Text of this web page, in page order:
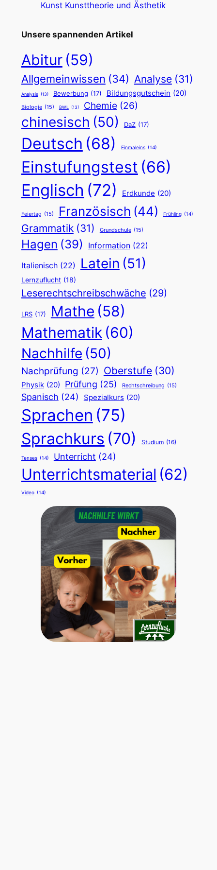
Kunst Kunsttheorie und Ästhetik
Unsere spannenden Artikel
Abitur (59)
Allgemeinwissen (34) Analyse (31)
Analysis (13) Bewerbung (17) Bildungsgutschein (20)
Biologie (15) BWL (13) Chemie (26)
chinesisch (50) DaZ (17)
Deutsch (68) Einmaleins (14)
Einstufungstest (66)
Englisch (72) Erdkunde (20)
Feiertag (15) Französisch (44) Frühling (14)
Grammatik (31) Grundschule (15)
Hagen (39) Information (22)
Italienisch (22) Latein (51)
Lernzuflucht (18)
Leserechtschreibschwäche (29)
LRS (17) Mathe (58)
Mathematik (60)
Nachhilfe (50)
Nachprüfung (27) Oberstufe (30)
Physik (20) Prüfung (25) Rechtschreibung (15)
Spanisch (24) Spezialkurs (20)
Sprachen (75)
Sprachkurs (70) Studium (16)
Tenses (14) Unterricht (24)
Unterrichtsmaterial (62)
Video (14)